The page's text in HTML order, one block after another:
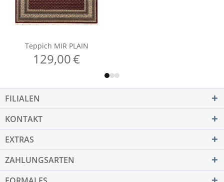
FILIALEN
KONTAKT
EXTRAS
ZAHLUNGSARTEN